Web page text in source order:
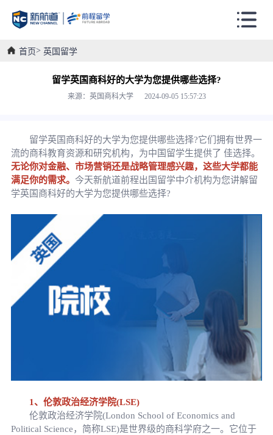
首页 英国留学
留学英国商科好的大学为您提供哪些选择?
来源：英国商科大学 2024-09-05 15:57:23
留学英国商科好的大学为您提供哪些选择?它们拥有世界一
流的商科教育资源和研究机构，为中国留学生提供了 佳选择。
无论你对金融、市场营销还是战略管理感兴趣，这些大学都能
满足你的需求。 今天新航道前程出国留学中介机构为您讲解留
学英国商科好的大学为您提供哪些选择?
1、伦敦政治经济学院(LSE)
伦敦政治经济学院(London School of Economics and
Political Science，简称LSE)是世界级的商科学府之一。它位于